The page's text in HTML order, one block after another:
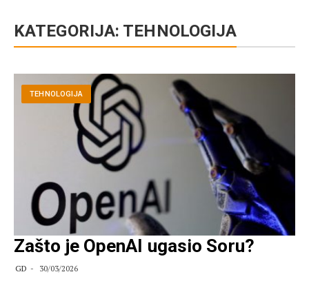
KATEGORIJA: TEHNOLOGIJA
TEHNOLOGIJA
Zašto je OpenAI ugasio Soru?
GD 30/03/2026